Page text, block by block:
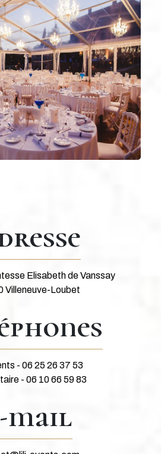
Elisabeth de Vanssay
Villeneuve-Loubet
- 06 25 26 37 53
- 06 10 66 59 83
mail